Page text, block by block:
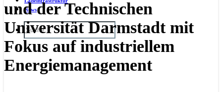
News
und der Technischen
Universität Darmstadt mit
Fokus auf industriellem
Energiemanagement